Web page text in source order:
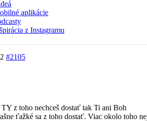
aplikácie
z Instagramu
#2105
z toho nechceš dostať tak Ti ani Boh
ťažké sa z toho dostať. Viac okolo toho